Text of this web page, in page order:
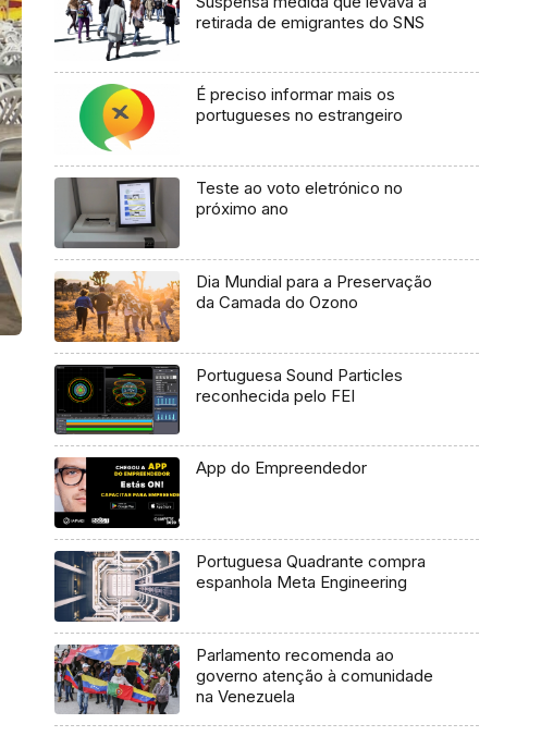
retirada de emigrantes do SNS
É preciso informar mais os
portugueses no estrangeiro
Teste ao voto eletrónico no
próximo ano
Dia Mundial para a Preservação
da Camada do Ozono
Portuguesa Sound Particles
reconhecida pelo FEI
App do Empreendedor
Portuguesa Quadrante compra
espanhola Meta Engineering
Parlamento recomenda ao
governo atenção à comunidade
na Venezuela